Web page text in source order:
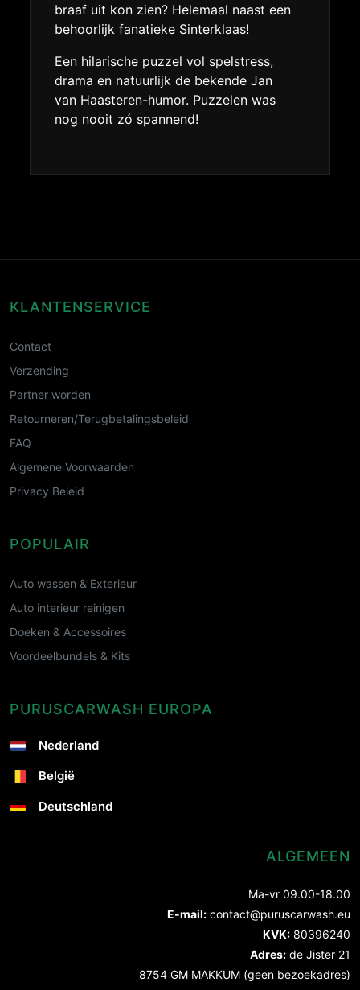
braaf uit kon zien? Helemaal naast een
behoorlijk fanatieke Sinterklaas!
Een hilarische puzzel vol spelstress,
drama en natuurlijk de bekende Jan
van Haasteren-humor. Puzzelen was
nog nooit zó spannend!
KLANTENSERVICE
Contact
Verzending
Partner worden
Retourneren/Terugbetalingsbeleid
FAQ
Algemene Voorwaarden
Privacy Beleid
POPULAIR
Auto wassen & Exterieur
Auto interieur reinigen
Doeken & Accessoires
Voordeelbundels & Kits
PURUSCARWASH EUROPA
Nederland
België
Deutschland
ALGEMEEN
Ma-vr 09.00-18.00
E-mail: contact@puruscarwash.eu
KVK: 80396240
Adres: de Jister 21
8754 GM MAKKUM (geen bezoekadres)